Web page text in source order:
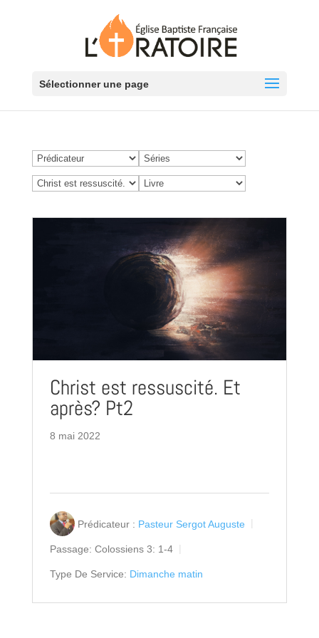
Sélectionner une page
Christ est ressuscité. Et
après? Pt2
8 mai 2022
Prédicateur : Pasteur Sergot Auguste
Passage: Colossiens 3: 1-4
Type De Service: Dimanche matin